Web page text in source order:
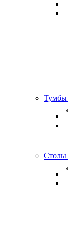
Тумбы
Столы